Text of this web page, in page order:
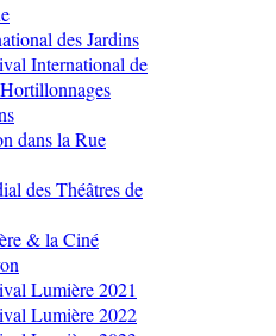
des Jardins
International de
dans la Rue
des Théâtres de
& la Ciné
Lumière 2021
Lumière 2022